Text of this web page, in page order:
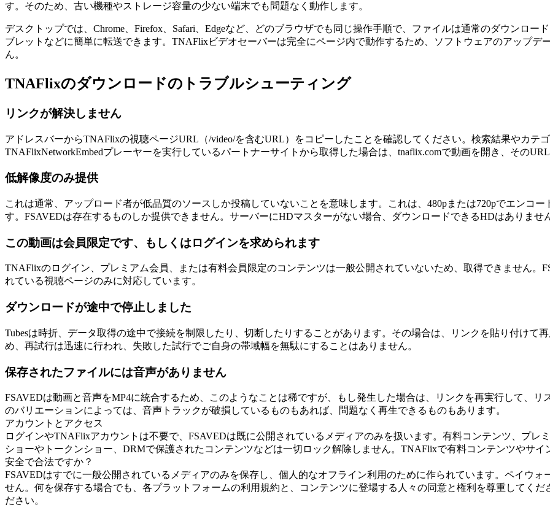
す。そのため、古い機種やストレージ容量の少ない端末でも問題なく動作します。
デスクトップでは、Chrome、Firefox、Safari、Edgeなど、どのブラウザでも同じ操作手順で、ファイルは通常のダウンロ
ブレットなどに簡単に転送できます。TNAFlixビデオセーバーは完全にページ内で動作するため、ソフトウェアのアップデ
ん。
TNAFlixのダウンロードのトラブルシューティング
リンクが解決しません
アドレスバーからTNAFlixの視聴ページURL（/video/を含むURL）をコピーしたことを確認してください。検索結果やカテ
TNAFlixNetworkEmbedプレーヤーを実行しているパートナーサイトから取得した場合は、tnaflix.comで動画を開き、その
低解像度のみ提供
これは通常、アップロード者が低品質のソースしか投稿していないことを意味します。これは、480pまたは720pでエンコ
す。FSAVEDは存在するものしか提供できません。サーバーにHDマスターがない場合、ダウンロードできるHDはありま
この動画は会員限定です、もしくはログインを求められます
TNAFlixのログイン、プレミアム会員、または有料会員限定のコンテンツは一般公開されていないため、取得できません。
れている視聴ページのみに対応しています。
ダウンロードが途中で停止しました
Tubesは時折、データ取得の途中で接続を制限したり、切断したりすることがあります。その場合は、リンクを貼り付けて
め、再試行は迅速に行われ、失敗した試行でご自身の帯域幅を無駄にすることはありません。
保存されたファイルには音声がありません
FSAVEDは動画と音声をMP4に統合するため、このようなことは稀ですが、もし発生した場合は、リンクを再実行して、
のバリエーションによっては、音声トラックが破損しているものもあれば、問題なく再生できるものもあります。
アカウントとアクセス
ログインやTNAFlixアカウントは不要で、FSAVEDは既に公開されているメディアのみを扱います。有料コンテンツ、プレ
ショーやトークンショー、DRMで保護されたコンテンツなどは一切ロック解除しません。TNAFlixで有料コンテンツやサ
安全で合法ですか？
FSAVEDはすでに一般公開されているメディアのみを保存し、個人的なオフライン利用のために作られています。ペイウ
せん。何を保存する場合でも、各プラットフォームの利用規約と、コンテンツに登場する人々の同意と権利を尊重してく
ださい。